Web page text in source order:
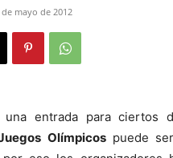
de mayo de 2012
una entrada para ciertos
Olímpicospuede